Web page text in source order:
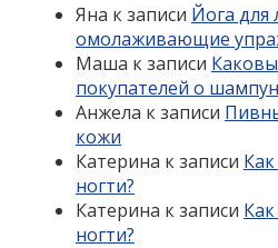
Яна к записи Йога для
омолаживающие
Маша к записи
покупателей о
Анжела к записи
кожи
Катерина к записи
ногти?
Катерина к записи
ногти?